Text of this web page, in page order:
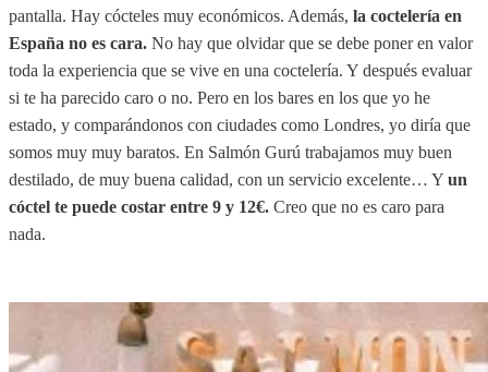
pantalla. Hay cócteles muy económicos. Además, la coctelería en
España no es cara. No hay que olvidar que se debe poner en valor
toda la experiencia que se vive en una coctelería. Y después evaluar
si te ha parecido caro o no. Pero en los bares en los que yo he
estado, y comparándonos con ciudades como Londres, yo diría que
somos muy muy baratos. En Salmón Gurú trabajamos muy buen
destilado, de muy buena calidad, con un servicio excelente… Y un
cóctel te puede costar entre 9 y 12€. Creo que no es caro para
nada.